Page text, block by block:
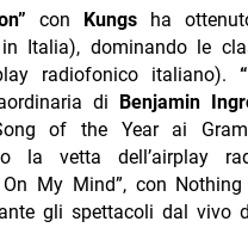
con Kungs ha
in Italia), dominando le
radiofonico italiano).
di
Benjamin
of the Year ai
la vetta dell’airplay
On My Mind”, con
gli spettacoli dal vivo